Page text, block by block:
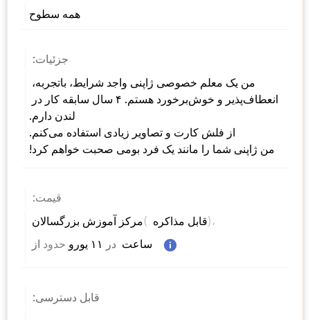
همه سطوح
جزئیات:
من یک معلم خصوصی ژاپنی واجد شرایط، باتجربه،
من ژاپنی شما را مانند یک فرد بومی صحبت خواهم کرد!
قیمت:
مرکز آموزش بزرگسالان ( قابل مذاکره )،
از حدود در ساعت
قابل دسترسی: